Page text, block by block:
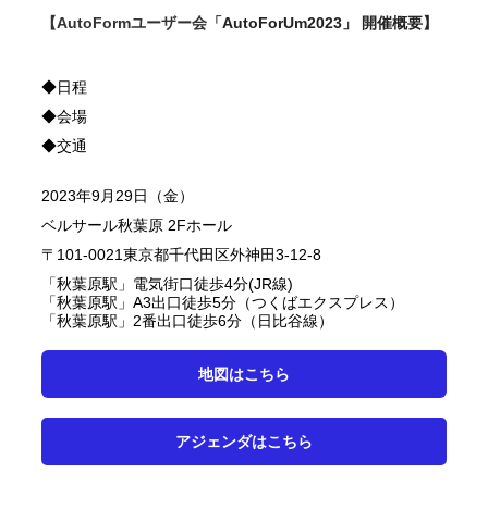
【AutoFormユーザー会「AutoForUm2023」 開催概要】
◆日程
◆会場
◆交通
2023年9月29日（金）
ベルサール秋葉原 2Fホール
〒101-0021東京都千代田区外神田3-12-8
「秋葉原駅」電気街口徒歩4分(JR線)
「秋葉原駅」A3出口徒歩5分（つくばエクスプレス）
「秋葉原駅」2番出口徒歩6分（日比谷線）
地図はこちら
アジェンダはこちら